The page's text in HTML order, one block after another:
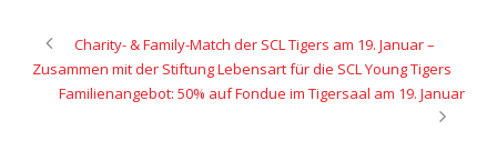
Charity- & Family-Match der SCL Tigers am 19. Januar –
Zusammen mit der Stiftung Lebensart für die SCL Young Tigers
Familienangebot: 50% auf Fondue im Tigersaal am 19. Januar